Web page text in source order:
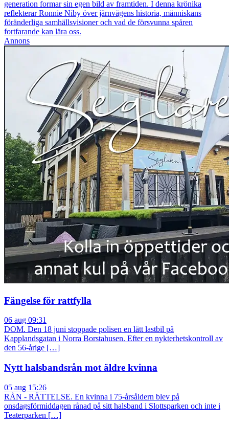
generation formar sin egen bild av framtiden. I denna krönika
reflekterar Ronnie Niby över järnvägens historia, människans
föränderliga samhällsvisioner och vad de försvunna spåren
fortfarande kan lära oss.
Annons
Fängelse för rattfylla
06 aug 09:31
DOM. Den 18 juni stoppade polisen en lätt lastbil på
Kapplandsgatan i Norra Borstahusen. Efter en nykterhetskontroll av
den 56-årige […]
Nytt halsbandsrån mot äldre kvinna
05 aug 15:26
RÅN - RÄTTELSE. En kvinna i 75-årsåldern blev på
onsdagsförmiddagen rånad på sitt halsband i Slottsparken och inte i
Teaterparken […]